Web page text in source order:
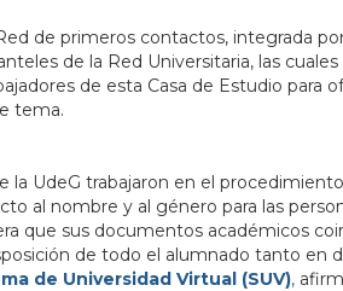
de primeros contactos, integrada
de la Red Universitaria, las cuales
de esta Casa de Estudio para
tema.
la UdeG trabajaron en el
al nombre y al género para las
que sus documentos académicos
de todo el alumnado tanto en
de Universidad Virtual (SUV),